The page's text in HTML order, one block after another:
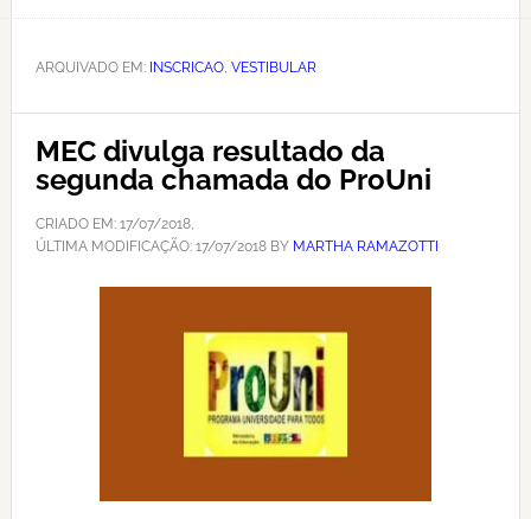
ARQUIVADO EM: INSCRICAO, VESTIBULAR
MEC divulga resultado da
segunda chamada do ProUni
CRIADO EM: 17/07/2018,
ÚLTIMA MODIFICAÇÃO: 17/07/2018BY MARTHA RAMAZOTTI